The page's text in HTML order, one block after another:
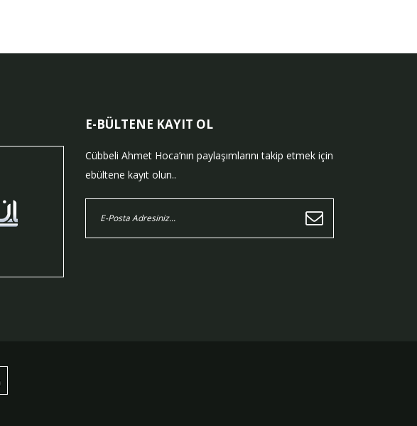
E-BÜLTENE KAYIT OL
Cübbeli Ahmet Hoca’nın paylaşımlarını takip etmek için
ebültene kayıt olun..